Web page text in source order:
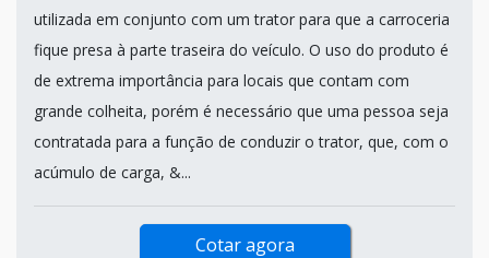
utilizada em conjunto com um trator para que a carroceria
fique presa à parte traseira do veículo. O uso do produto é
de extrema importância para locais que contam com
grande colheita, porém é necessário que uma pessoa seja
contratada para a função de conduzir o trator, que, com o
acúmulo de carga, &...
Cotar agora